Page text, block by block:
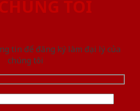
TÔI
tin để đăng ký làm đại lý của
chúng tôi